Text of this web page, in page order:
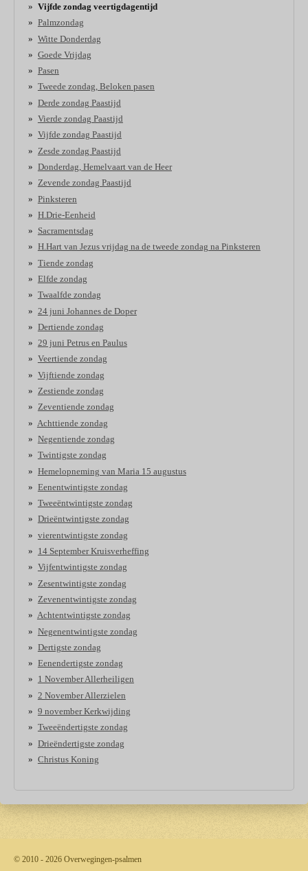
Vijfde zondag veertigdagentijd
Palmzondag
Witte Donderdag
Goede Vrijdag
Pasen
Tweede zondag, Beloken pasen
Derde zondag Paastijd
Vierde zondag Paastijd
Vijfde zondag Paastijd
Zesde zondag Paastijd
Donderdag, Hemelvaart van de Heer
Zevende zondag Paastijd
Pinksteren
H.Drie-Eenheid
Sacramentsdag
H.Hart van Jezus vrijdag na de tweede zondag na Pinksteren
Tiende zondag
Elfde zondag
Twaalfde zondag
24 juni Johannes de Doper
Dertiende zondag
29 juni Petrus en Paulus
Veertiende zondag
Vijftiende zondag
Zestiende zondag
Zeventiende zondag
Achttiende zondag
Negentiende zondag
Twintigste zondag
Hemelopneming van Maria 15 augustus
Eenentwintigste zondag
Tweeëntwintigste zondag
Drieëntwintigste zondag
vierentwintigste zondag
14 September Kruisverheffing
Vijfentwintigste zondag
Zesentwintigste zondag
Zevenentwintigste zondag
Achtentwintigste zondag
Negenentwintigste zondag
Dertigste zondag
Eenendertigste zondag
1 November Allerheiligen
2 November Allerzielen
9 november Kerkwijding
Tweeëndertigste zondag
Drieëndertigste zondag
Christus Koning
© 2010 - 2026 Overwegingen-psalmen